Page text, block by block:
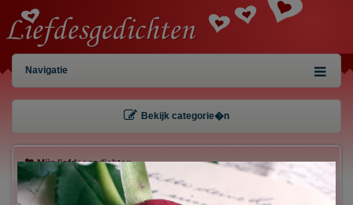
Navigatie
Bekijk categorie�n
Mijn liefdesgedichten
Gebruiker: